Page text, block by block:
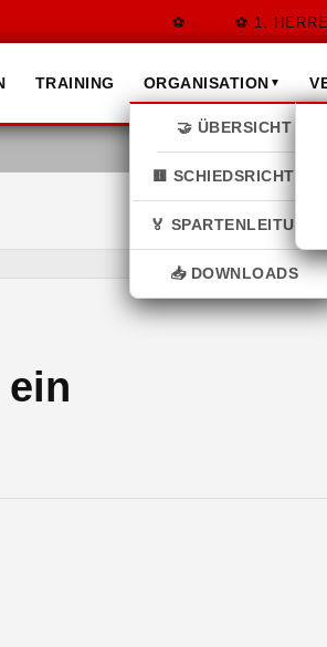
1. HERREN
TRAINING ORGANISATION ▼
🤝 ÜBERSICHT
🟨 SCHIEDSRICHTER
🏅 SPARTENLEITUNG
📥 DOWNLOADS